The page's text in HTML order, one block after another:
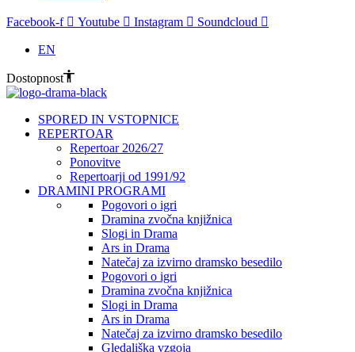
Facebook-f Youtube Instagram Soundcloud
EN
Dostopnost
SPORED IN VSTOPNICE
REPERTOAR
Repertoar 2026/27
Ponovitve
Repertoarji od 1991/92
DRAMINI PROGRAMI
Pogovori o igri
Dramina zvočna knjižnica
Slogi in Drama
Ars in Drama
Natečaj za izvirno dramsko besedilo
Pogovori o igri
Dramina zvočna knjižnica
Slogi in Drama
Ars in Drama
Natečaj za izvirno dramsko besedilo
Gledališka vzgoja